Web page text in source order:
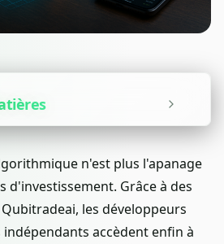
n'est plus l'apanage
d'investissement. Grâce à des
les développeurs
accèdent enfin à